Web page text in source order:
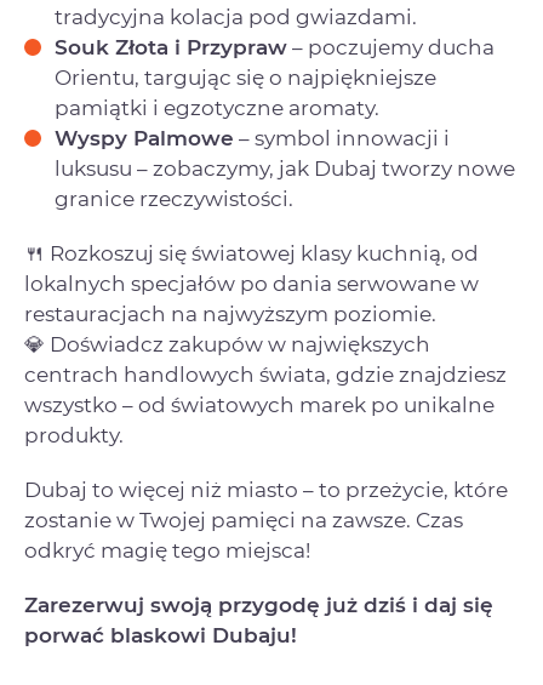
tradycyjna kolacja pod gwiazdami.
Souk Złota i Przypraw – poczujemy ducha
Orientu, targując się o najpiękniejsze
pamiątki i egzotyczne aromaty.
Wyspy Palmowe – symbol innowacji i
luksusu – zobaczymy, jak Dubaj tworzy nowe
granice rzeczywistości.
🍴 Rozkoszuj się światowej klasy kuchnią, od
lokalnych specjałów po dania serwowane w
restauracjach na najwyższym poziomie.
💎 Doświadcz zakupów w największych
centrach handlowych świata, gdzie znajdziesz
wszystko – od światowych marek po unikalne
produkty.
Dubaj to więcej niż miasto – to przeżycie, które
zostanie w Twojej pamięci na zawsze. Czas
odkryć magię tego miejsca!
Zarezerwuj swoją przygodę już dziś i daj się
porwać blaskowi Dubaju!